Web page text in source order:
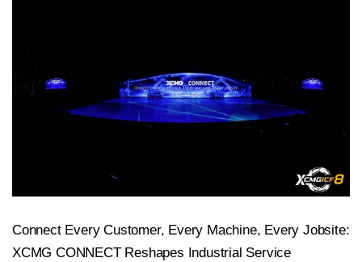
Connect Every Customer, Every Machine, Every Jobsite:
XCMG CONNECT Reshapes Industrial Service